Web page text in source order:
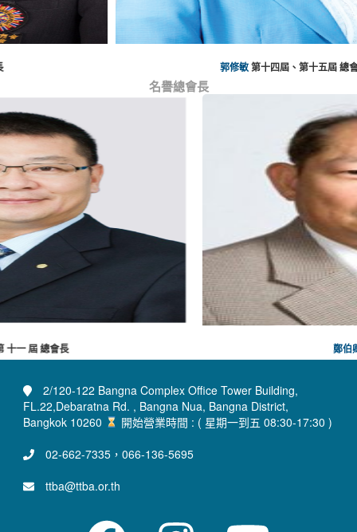
第十四屆、第十五屆 總會長
名譽總會長
2/120-122 Bangna Complex Office Tower Building,
FL.22,Debaratna Rd. , Bangna Nua, Bangna District,
Bangkok 10260
開始營業時間 : ( 星期一到五 08:30-17:30 )
02-662-7335，066-136-5695
ttba@ttba.or.th